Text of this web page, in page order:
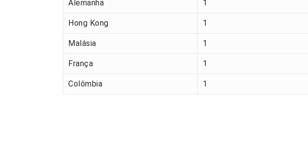
Alemanha 1
Hong Kong 1
Malásia 1
França 1
Colômbia 1